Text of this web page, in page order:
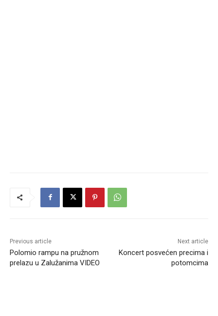
Previous article
Polomio rampu na pružnom
prelazu u Zalužanima VIDEO
Next article
Koncert posvećen precima i
potomcima